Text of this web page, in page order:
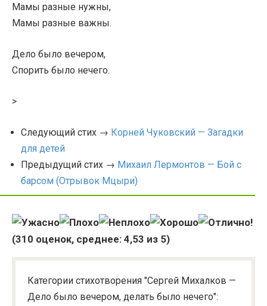
Мамы разные нужны,
Мамы разные важны.
Дело было вечером,
Спорить было нечего.
>
Следующий стих → Корней Чуковский — Загадки
для детей
Предыдущий стих → Михаил Лермонтов — Бой с
барсом (Отрывок Мцыри)
(310 оценок, среднее: 4,53 из 5)
Категории стихотворения "Сергей Михалков —
Дело было вечером, делать было нечего":